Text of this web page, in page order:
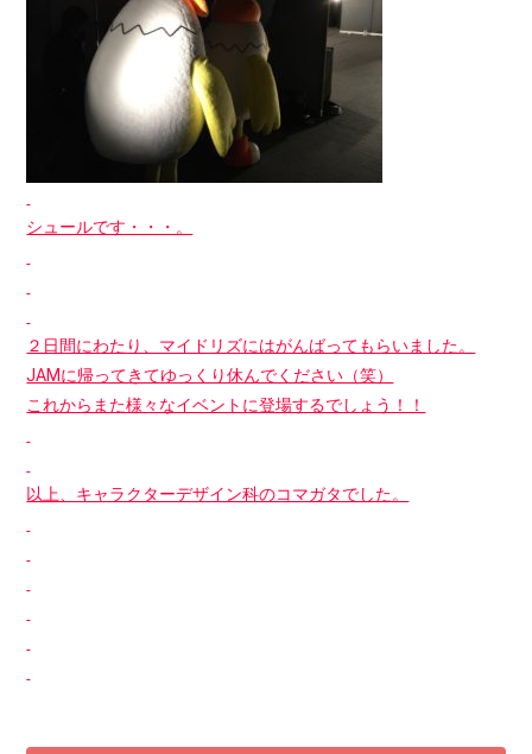
シュールです・・・。
２日間にわたり、マイドリズにはがんばってもらいました。
JAMに帰ってきてゆっくり休んでください（笑）
これからまた様々なイベントに登場するでしょう！！
以上、キャラクターデザイン科のコマガタでした。